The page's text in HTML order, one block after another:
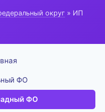
округ » ИП
ФО
ФО